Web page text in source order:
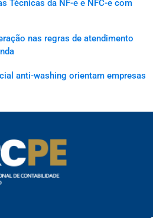
Técnicas da NF-e e NFC-e com
nas regras de atendimento
anti-washing orientam empresas